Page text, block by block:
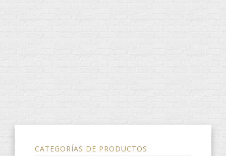
CATEGORÍAS DE PRODUCTOS